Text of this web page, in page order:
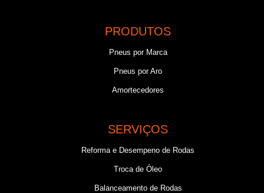
PRODUTOS
Pneus por Marca
Pneus por Aro
Amortecedores
SERVIÇOS
Reforma e Desempeno de Rodas
Troca de Óleo
Balanceamento de Rodas